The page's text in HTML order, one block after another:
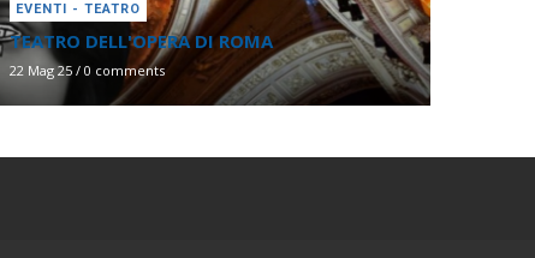
EVENTI - TEATRO
TEATRO DELL'OPERA DI ROMA
22 Mag 25 / 0 comments